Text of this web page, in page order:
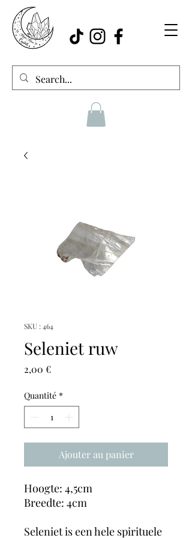
SKU : 464
Seleniet ruw
2,00 €Prix
Quantité *
Ajouter au panier
Hoogte: 4,5cm
Breedte: 4cm
Seleniet is een hele spirituele